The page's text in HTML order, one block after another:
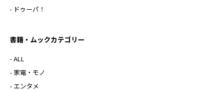
- ドゥーパ！
書籍・ムックカテゴリー
- ALL
- 家電・モノ
- エンタメ